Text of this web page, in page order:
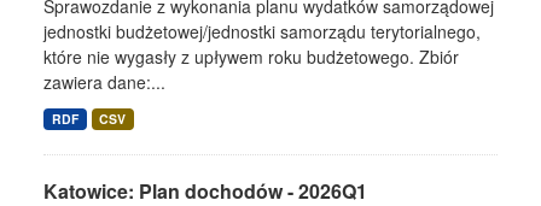
Sprawozdanie z wykonania planu wydatków samorządowej
jednostki budżetowej/jednostki samorządu terytorialnego,
które nie wygasły z upływem roku budżetowego. Zbiór
zawiera dane:...
RDF CSV
Katowice: Plan dochodów - 2026Q1